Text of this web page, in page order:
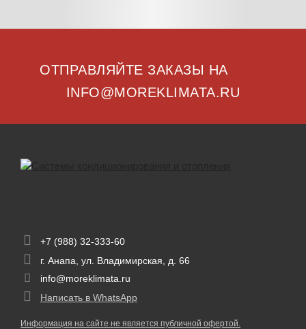
ОТПРАВЛЯЙТЕ ЗАКАЗЫ НА
INFO@MOREKLIMATA.RU
+7 (988) 32-333-60
г. Анапа, ул. Владимирская, д. 66
info@moreklimata.ru
Написать в WhatsApp
Информация на сайте не является публичной офертой.